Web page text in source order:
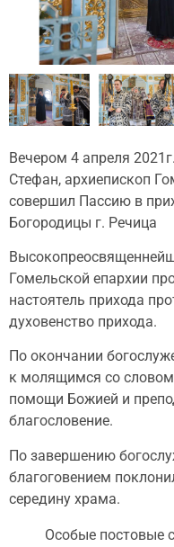
Вечером 4 апреля
Стефан, архиепископ
совершил Пассию в
Богородицы г. Речица
Гомельской епархии
настоятель прихода
духовенство прихода.
По окончании
к молящимся со
помощи Божией и
благословение.
По завершению
благоговением
середину храма.
Особые постовые